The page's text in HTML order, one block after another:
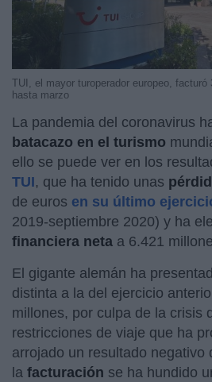
TUI, el mayor turoperador europeo, facturó
hasta marzo
La pandemia del coronavirus
batacazo en el turismo
ello se puede ver en los
TUI, que ha tenido unas
de euros en su último
2019-septiembre 2020) y ha
financiera neta a 6.421
El gigante alemán ha
distinta a la del ejercicio
millones, por culpa de la crisis
restricciones de viaje que ha
arrojado un resultado negativo
la facturación se ha hundido